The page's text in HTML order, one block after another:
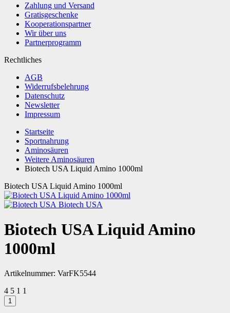
Zahlung und Versand
Gratisgeschenke
Kooperationspartner
Wir über uns
Partnerprogramm
Rechtliches
AGB
Widerrufsbelehrung
Datenschutz
Newsletter
Impressum
Startseite
Sportnahrung
Aminosäuren
Weitere Aminosäuren
Biotech USA Liquid Amino 1000ml
Biotech USA Liquid Amino 1000ml
Biotech USA
Biotech USA Liquid Amino
1000ml
Artikelnummer: VarFK5544
4 5 1 1